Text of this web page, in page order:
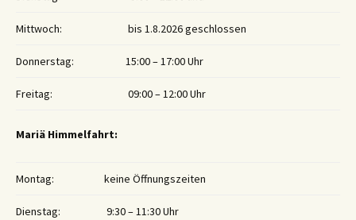
Mittwoch: bis 1.8.2026 geschlossen
Donnerstag: 15:00 – 17:00 Uhr
Freitag: 09:00 – 12:00 Uhr
Mariä Himmelfahrt:
Montag: keine Öffnungszeiten
Dienstag: 9:30 – 11:30 Uhr